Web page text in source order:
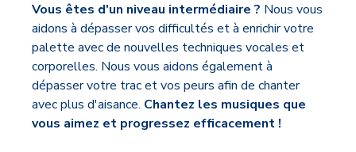
Vous êtes d'un niveau intermédiaire ? Nous vous
aidons à dépasser vos difficultés et à enrichir votre
palette avec de nouvelles techniques vocales et
corporelles. Nous vous aidons également à
dépasser votre trac et vos peurs afin de chanter
avec plus d'aisance. Chantez les musiques que
vous aimez et progressez efficacement !